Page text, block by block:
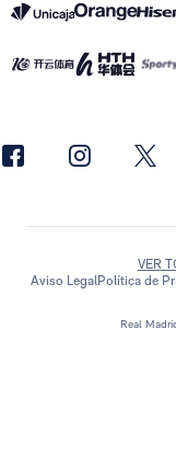
Real
VER
Aviso LegalPolítica de